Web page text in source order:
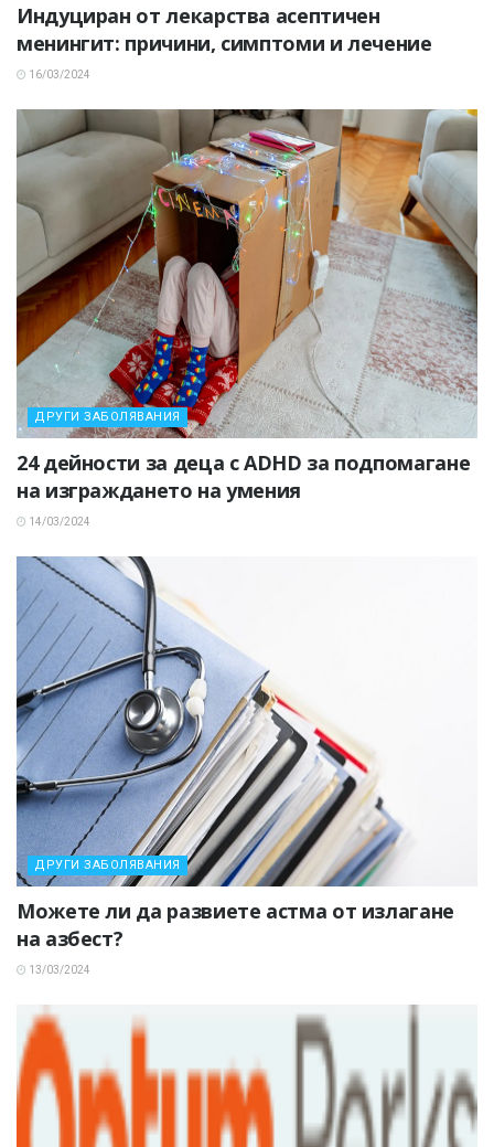
Индуциран от лекарства асептичен
менингит: причини, симптоми и лечение
16/03/2024
ДРУГИ ЗАБОЛЯВАНИЯ
24 дейности за деца с ADHD за подпомагане
на изграждането на умения
14/03/2024
ДРУГИ ЗАБОЛЯВАНИЯ
Можете ли да развиете астма от излагане
на азбест?
13/03/2024